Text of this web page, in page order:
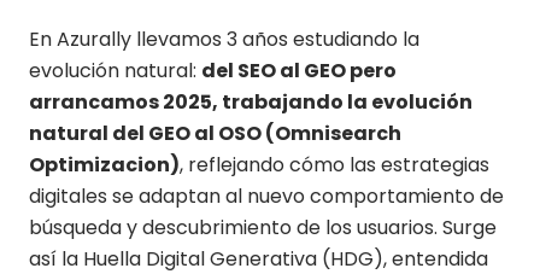
En Azurally llevamos 3 años estudiando la
evolución natural: del SEO al GEO pero
arrancamos 2025, trabajando la evolución
natural del GEO al OSO (Omnisearch
Optimizacion), reflejando cómo las estrategias
digitales se adaptan al nuevo comportamiento de
búsqueda y descubrimiento de los usuarios. Surge
así la Huella Digital Generativa (HDG), entendida